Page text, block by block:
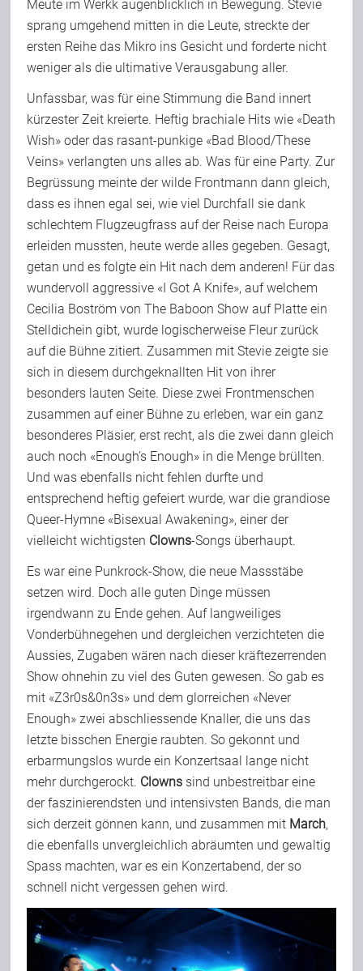
Meute im Werkk augenblicklich in Bewegung. Stevie
sprang umgehend mitten in die Leute, streckte der
ersten Reihe das Mikro ins Gesicht und forderte nicht
weniger als die ultimative Verausgabung aller.
Unfassbar, was für eine Stimmung die Band innert
kürzester Zeit kreierte. Heftig brachiale Hits wie «Death
Wish» oder das rasant-punkige «Bad Blood/These
Veins» verlangten uns alles ab. Was für eine Party. Zur
Begrüssung meinte der wilde Frontmann dann gleich,
dass es ihnen egal sei, wie viel Durchfall sie dank
schlechtem Flugzeugfrass auf der Reise nach Europa
erleiden mussten, heute werde alles gegeben. Gesagt,
getan und es folgte ein Hit nach dem anderen! Für das
wundervoll aggressive «I Got A Knife», auf welchem
Cecilia Boström von The Baboon Show auf Platte ein
Stelldichein gibt, wurde logischerweise Fleur zurück
auf die Bühne zitiert. Zusammen mit Stevie zeigte sie
sich in diesem durchgeknallten Hit von ihrer
besonders lauten Seite. Diese zwei Frontmenschen
zusammen auf einer Bühne zu erleben, war ein ganz
besonderes Pläsier, erst recht, als die zwei dann gleich
auch noch «Enough’s Enough» in die Menge brüllten.
Und was ebenfalls nicht fehlen durfte und
entsprechend heftig gefeiert wurde, war die grandiose
Queer-Hymne «Bisexual Awakening», einer der
vielleicht wichtigsten Clowns-Songs überhaupt.
Es war eine Punkrock-Show, die neue Massstäbe
setzen wird. Doch alle guten Dinge müssen
irgendwann zu Ende gehen. Auf langweiliges
Vonderbühnegehen und dergleichen verzichteten die
Aussies, Zugaben wären nach dieser kräftezerrenden
Show ohnehin zu viel des Guten gewesen. So gab es
mit «Z3r0s&0n3s» und dem glorreichen «Never
Enough» zwei abschliessende Knaller, die uns das
letzte bisschen Energie raubten. So gekonnt und
erbarmungslos wurde ein Konzertsaal lange nicht
mehr durchgerockt. Clowns sind unbestreitbar eine
der faszinierendsten und intensivsten Bands, die man
sich derzeit gönnen kann, und zusammen mit March,
die ebenfalls unvergleichlich abräumten und gewaltig
Spass machten, war es ein Konzertabend, der so
schnell nicht vergessen gehen wird.